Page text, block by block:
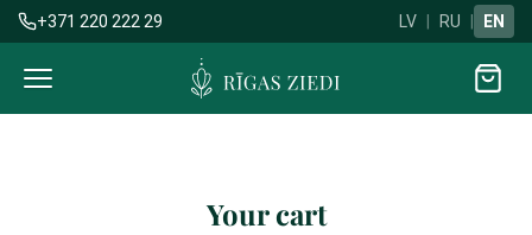
+371 220 222 29 LV RU EN
Flowers
delivery
Your cart